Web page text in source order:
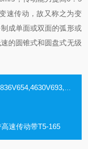
速传动，故又称之为变
成单面或双面的弧形或
的圆锥式和圆盘式无级
进口英制变速带
速传动带T5-165